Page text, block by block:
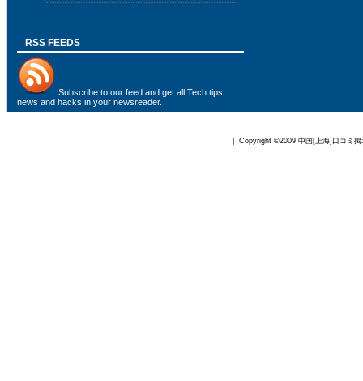
RSS FEEDS
Subscribe to our feed and get all Tech tips,
news and hacks in your newsreader.
| Copyright ©2009 中国[上海]口コミ掲